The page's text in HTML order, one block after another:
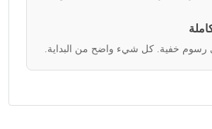
رسوم خفية. كل شيء واضح من البداية.